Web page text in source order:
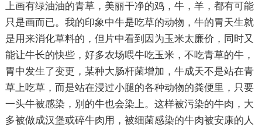
上画有绿油油的青草，美丽干净的鸡，牛，羊，都有可能
只是画而已。我的印象中牛是吃草的动物，牛的胃天生就
是用来消化草料的，但片中看到因为玉米太廉价，同时又
能让牛长的快些，好多农场喂牛吃玉米，不吃青草的牛，
胃中发生了变更，某种大肠杆菌增加，牛成天不是站在青
草上吃草，而是站在浸过小腿的各种动物的粪便里，只要
一头牛被感染，别的牛也会染上。这样被污染的牛肉，大
多被做成汉堡或碎牛肉用，被细菌感染的牛肉被安康的人